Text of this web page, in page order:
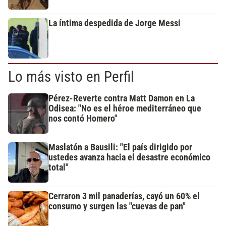
La íntima despedida de Jorge Messi
Lo más visto en Perfil
Pérez-Reverte contra Matt Damon en La
Odisea: "No es el héroe mediterráneo que
nos contó Homero"
Maslatón a Bausili: "El país dirigido por
ustedes avanza hacia el desastre económico
total"
Cerraron 3 mil panaderías, cayó un 60% el
consumo y surgen las "cuevas de pan"